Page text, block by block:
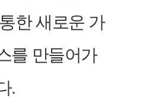
한 새로운 가
를 만들어가
.